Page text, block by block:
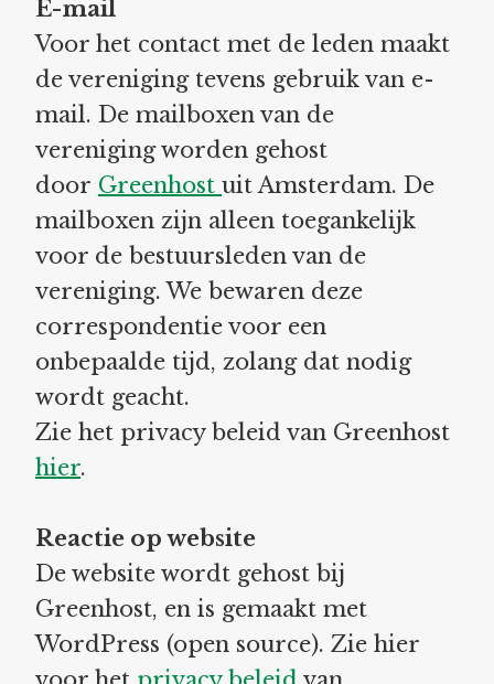
E-mail
Voor het contact met de leden maakt
de vereniging tevens gebruik van e-
mail. De mailboxen van de
vereniging worden gehost
door Greenhost uit Amsterdam. De
mailboxen zijn alleen toegankelijk
voor de bestuursleden van de
vereniging. We bewaren deze
correspondentie voor een
onbepaalde tijd, zolang dat nodig
wordt geacht.
Zie het privacy beleid van Greenhost
hier.
Reactie op website
De website wordt gehost bij
Greenhost, en is gemaakt met
WordPress (open source). Zie hier